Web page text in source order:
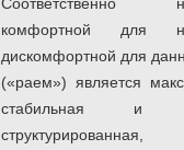
комфортной для
дискомфортной для
(«раем») является
стабильная и
структурированная,